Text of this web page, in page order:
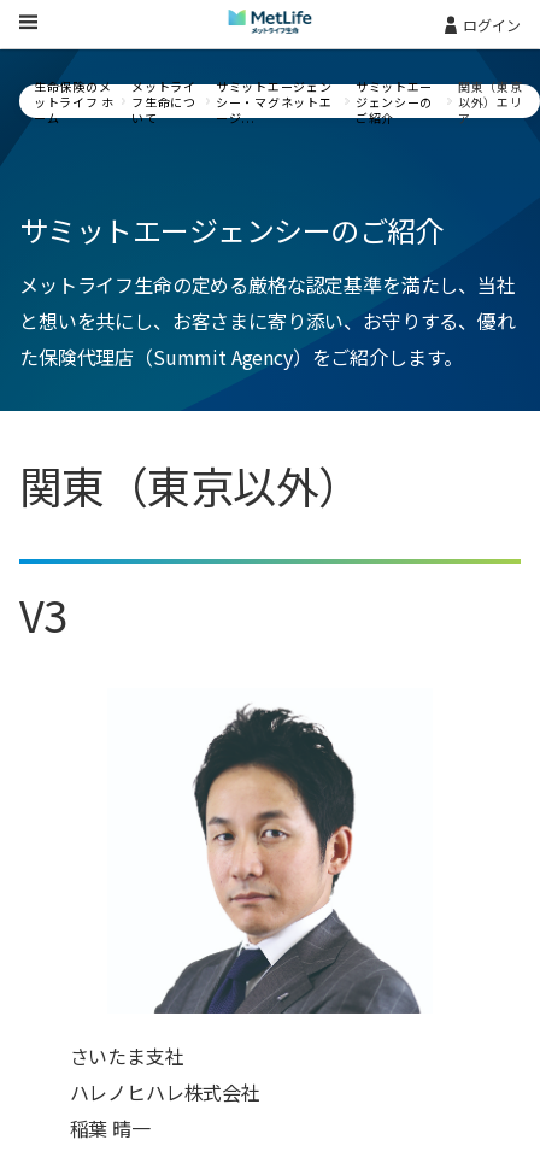
Skip Navigation ログイン
生命保険のメ
ットライフ ホ
ーム
メットライ
フ生命につ
いて
サミットエージェン
シー・マグネットエ
ージ...
サミットエー
ジェンシーの
ご紹介
関東（東京
以外）エリ
ア
サミットエージェンシーのご紹介
メットライフ生命の定める厳格な認定基準を満たし、当社
と想いを共にし、お客さまに寄り添い、お守りする、優れ
た保険代理店（Summit Agency）をご紹介します。
関東（東京以外）
V3
さいたま支社
ハレノヒハレ株式会社
稲葉 晴一